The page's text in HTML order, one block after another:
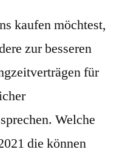
kaufen möchtest,
zur besseren
für
Welche
die können